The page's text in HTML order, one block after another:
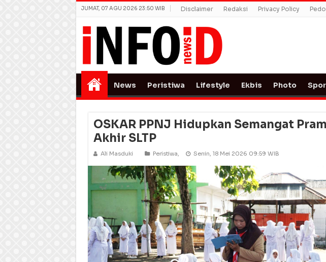
JUMAT, 07 AGU 2026 23:50 WIB Disclaimer Redaksi Privacy Policy
News Peristiwa Lifestyle Ekbis Photo
OSKAR PPNJ Hidupkan Semangat
Akhir SLTP
Ali Masduki Peristiwa, Senin, 18 Mei 2026 09:59 WIB